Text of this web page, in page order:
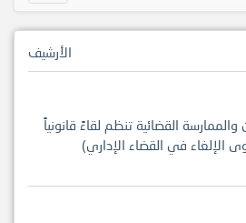
navigation
الأرشيف
القضائية تنظم لقاءً قانونياً
الإلغاء في القضاء الإداري)